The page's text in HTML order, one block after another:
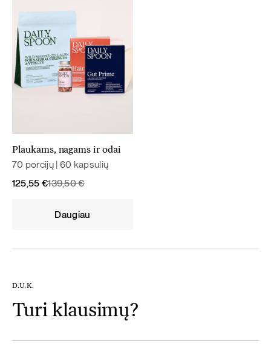
Plaukams, nagams ir odai
70 porcijų | 60 kapsulių
139,50€
Original
125,55 €
Current
Daugiau
D.U.K.
Turi klausimų?